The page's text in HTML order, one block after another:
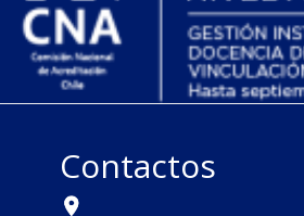
Contactos